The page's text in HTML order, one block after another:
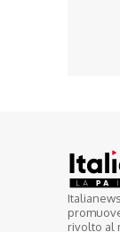
rivolto al